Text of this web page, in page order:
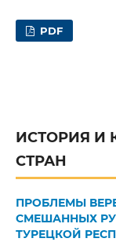
PDF
ИСТОРИЯ И
СТРАН
ПРОБЛЕМЫ
СМЕШАННЫХ
ТУРЕЦКОЙ